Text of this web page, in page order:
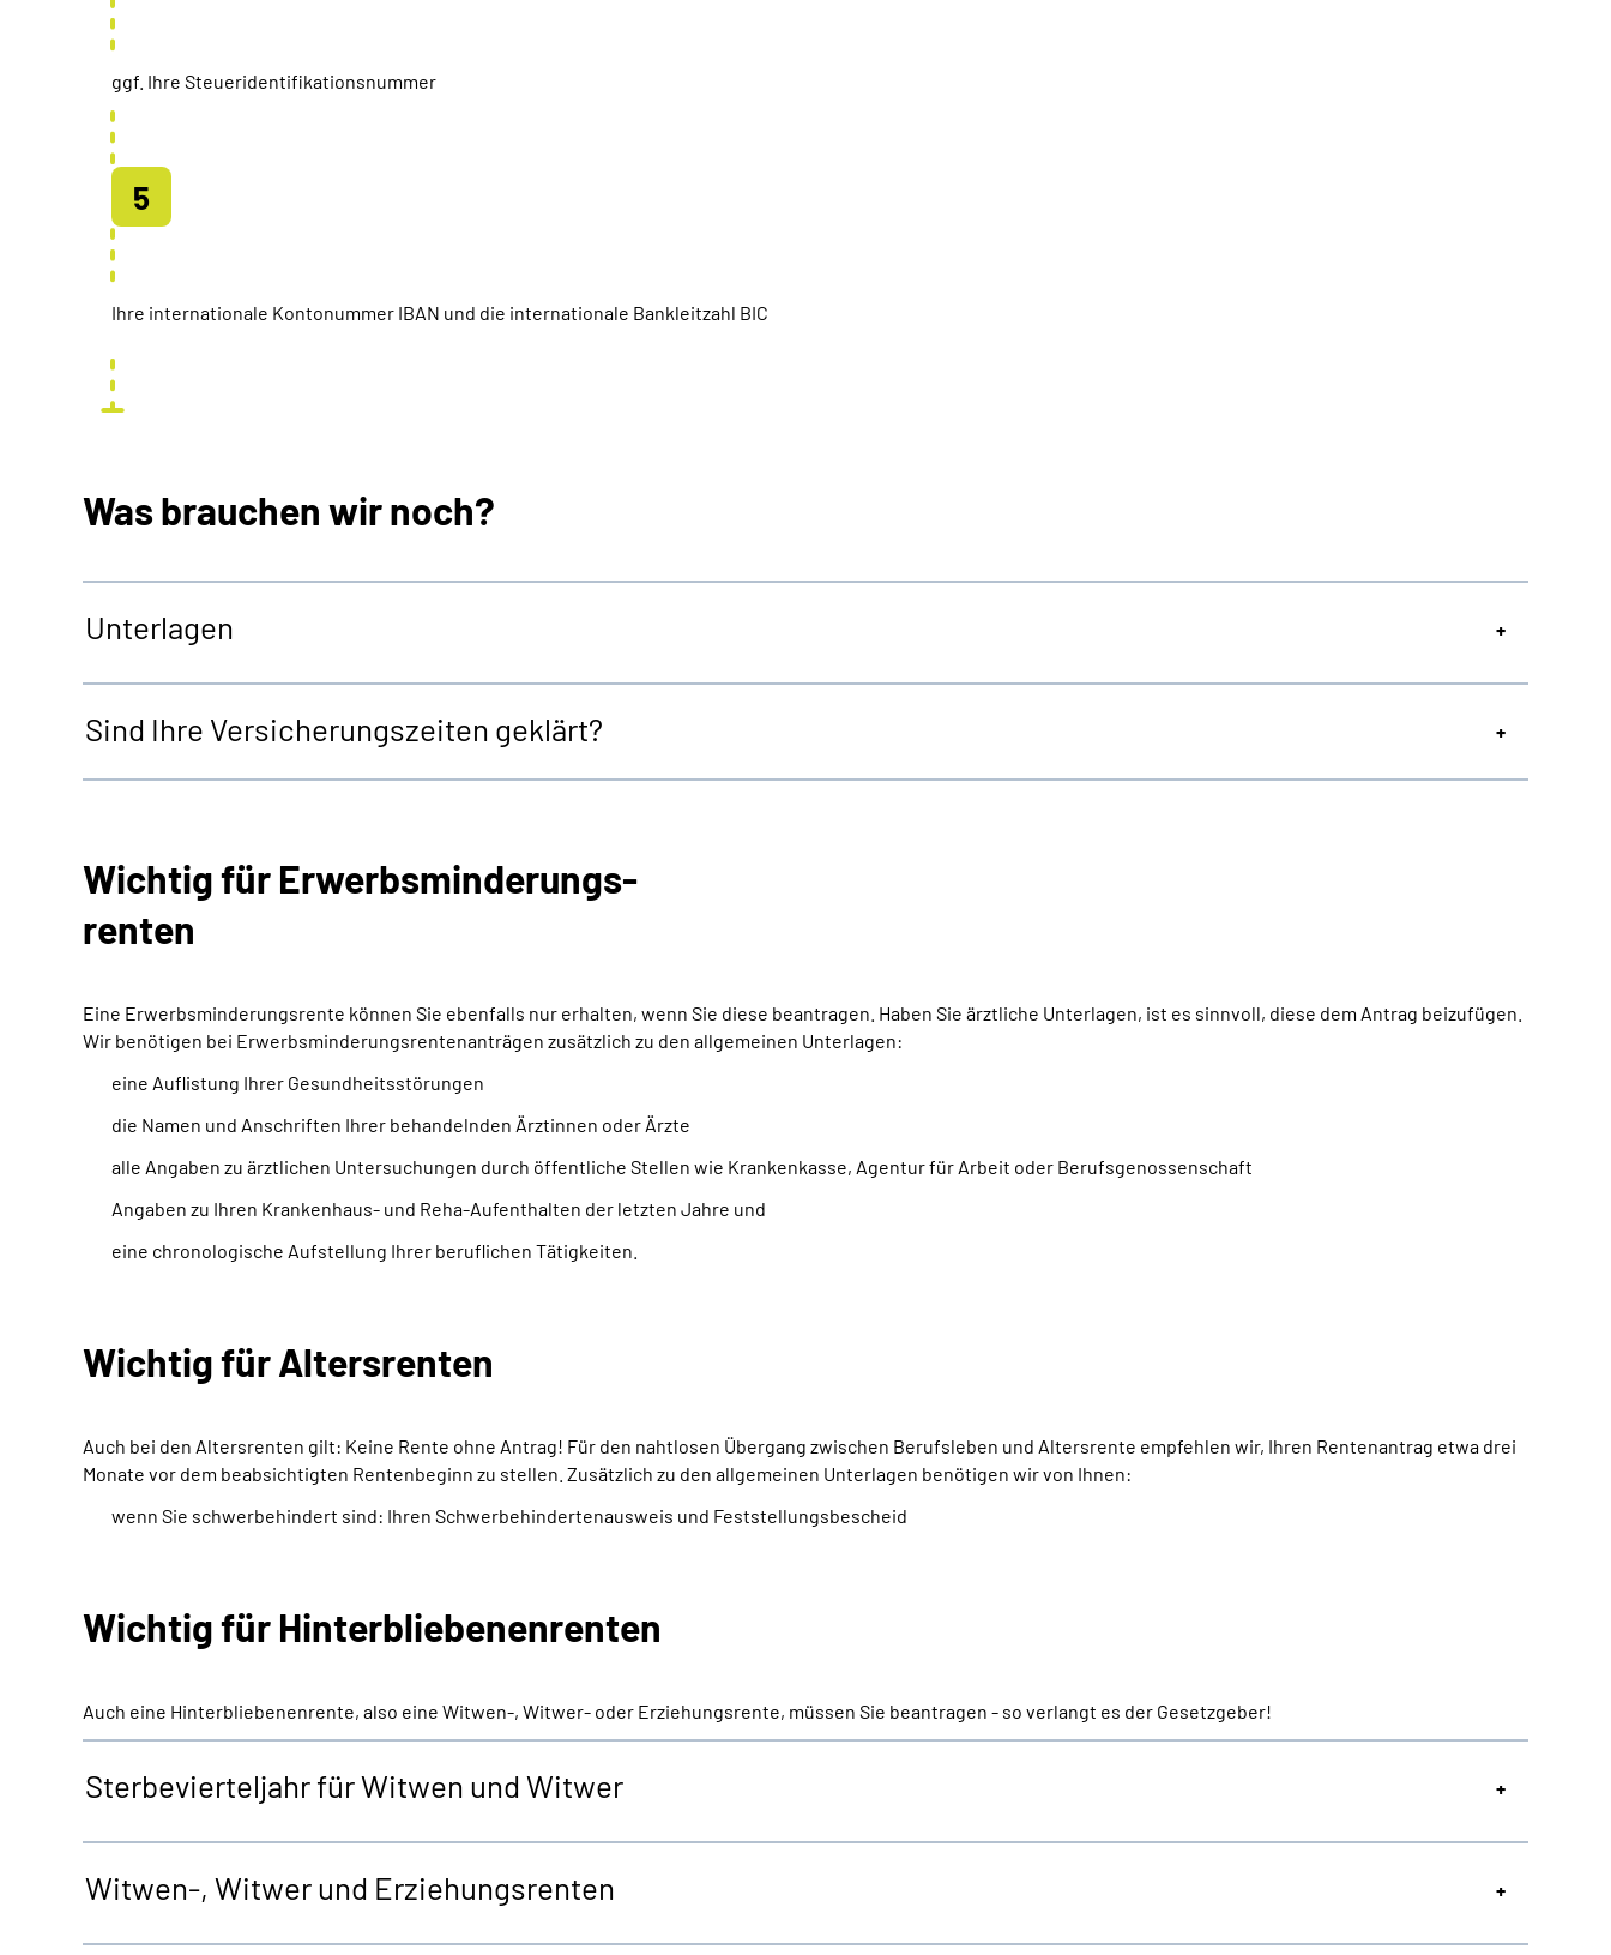
ggf. Ihre Steueridentifikationsnummer
Ihre internationale Kontonummer IBAN und die internationale Bankleitzahl BIC
Was brauchen wir noch?
Unterlagen
Sind Ihre Versicherungszeiten geklärt?
Wichtig für Erwerbsminderungs-
renten
Eine Erwerbsminderungsrente können Sie ebenfalls nur erhalten, wenn Sie diese beantragen. Haben Sie ärztliche Unterlagen, ist es sinnvoll, diese dem Antrag beizufügen.
Wir benötigen bei Erwerbsminderungsrentenanträgen zusätzlich zu den allgemeinen Unterlagen:
eine Auflistung Ihrer Gesundheitsstörungen
die Namen und Anschriften Ihrer behandelnden Ärztinnen oder Ärzte
alle Angaben zu ärztlichen Untersuchungen durch öffentliche Stellen wie Krankenkasse, Agentur für Arbeit oder Berufsgenossenschaft
Angaben zu Ihren Krankenhaus- und Reha-Aufenthalten der letzten Jahre und
eine chronologische Aufstellung Ihrer beruflichen Tätigkeiten.
Wichtig für Altersrenten
Auch bei den Altersrenten gilt: Keine Rente ohne Antrag! Für den nahtlosen Übergang zwischen Berufsleben und Altersrente empfehlen wir, Ihren Rentenantrag etwa drei
Monate vor dem beabsichtigten Rentenbeginn zu stellen. Zusätzlich zu den allgemeinen Unterlagen benötigen wir von Ihnen:
wenn Sie schwerbehindert sind: Ihren Schwerbehindertenausweis und Feststellungsbescheid
Wichtig für Hinterbliebenenrenten
Auch eine Hinterbliebenenrente, also eine Witwen-, Witwer- oder Erziehungsrente, müssen Sie beantragen - so verlangt es der Gesetzgeber!
Sterbevierteljahr für Witwen und Witwer
Witwen-, Witwer und Erziehungsrenten